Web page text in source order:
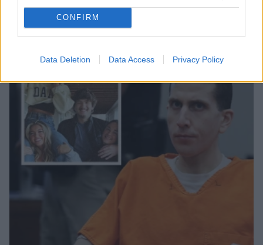
CONFIRM
Data Deletion Data Access Privacy Policy
ΤΑ ΠΙΟ ΔΗΜΟΦΙΛΗ